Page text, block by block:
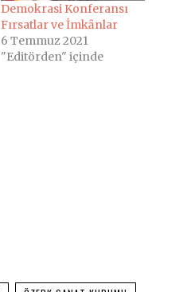
Demokrasi Konferansı
Fırsatlar ve İmkȃnlar
6 Temmuz 2021
"Editörden" içinde